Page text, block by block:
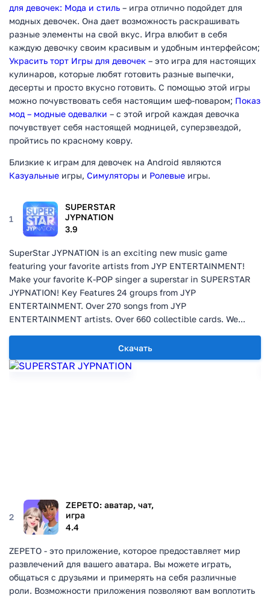
для девочек: Мода и стиль – игра отлично подойдет для
модных девочек. Она дает возможность раскрашивать
разные элементы на свой вкус. Игра влюбит в себя
каждую девочку своим красивым и удобным интерфейсом;
Украсить торт Игры для девочек – это игра для настоящих
кулинаров, которые любят готовить разные выпечки,
десерты и просто вкусно готовить. С помощью этой игры
можно почувствовать себя настоящим шеф-поваром; Показ
мод – модные одевалки – с этой игрой каждая девочка
почувствует себя настоящей модницей, суперзвездой,
пройтись по красному ковру.
Близкие к играм для девочек на Android являются
Казуальные игры, Симуляторы и Ролевые игры.
1
SUPERSTAR
JYPNATION
3.9
Скачать
SuperStar JYPNATION is an exciting new music game
featuring your favorite artists from JYP ENTERTAINMENT!
Make your favorite K-POP singer a superstar in SUPERSTAR
JYPNATION! Key Features 24 groups from JYP
ENTERTAINMENT. Over 270 songs from JYP
ENTERTAINMENT artists. Over 660 collectible cards. We...
2
ZEPETO: аватар, чат,
игра
4.4
ZEPETO - это приложение, которое предоставляет мир
развлечений для вашего аватара. Вы можете играть,
общаться с друзьями и примерять на себя различные
роли. Возможности приложения позволяют вам воплотить